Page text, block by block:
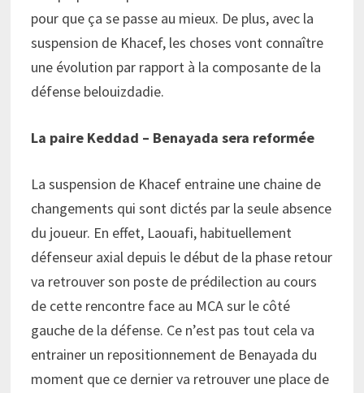
pour que ça se passe au mieux. De plus, avec la
suspension de Khacef, les choses vont connaître
une évolution par rapport à la composante de la
défense belouizdadie.
La paire Keddad – Benayada sera reformée
La suspension de Khacef entraine une chaine de
changements qui sont dictés par la seule absence
du joueur. En effet, Laouafi, habituellement
défenseur axial depuis le début de la phase retour
va retrouver son poste de prédilection au cours
de cette rencontre face au MCA sur le côté
gauche de la défense. Ce n’est pas tout cela va
entrainer un repositionnement de Benayada du
moment que ce dernier va retrouver une place de